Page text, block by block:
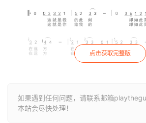
点击获取完整版
如果遇到任何问题，请联系邮箱
本站会尽快处理！